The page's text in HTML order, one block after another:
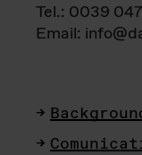
Tel.: 0039
Email: